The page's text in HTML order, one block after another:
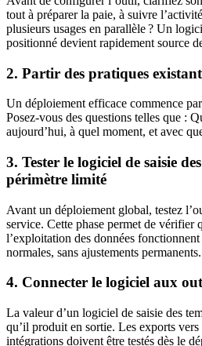
tout à préparer la paie, à suivre
plusieurs usages en parallèle ? Un
positionné devient rapidement source
2. Partir des pratiques
Un déploiement efficace commence
Posez-vous des questions telles que :
aujourd’hui, à quel moment, et avec
3. Tester le logiciel de saisie
périmètre limité
Avant un déploiement global, testez
service. Cette phase permet de vérifier
l’exploitation des données
normales, sans ajustements permanents.
4. Connecter le logiciel aux
La valeur d’un logiciel de saisie des
qu’il produit en sortie. Les exports
intégrations doivent être testés dès le